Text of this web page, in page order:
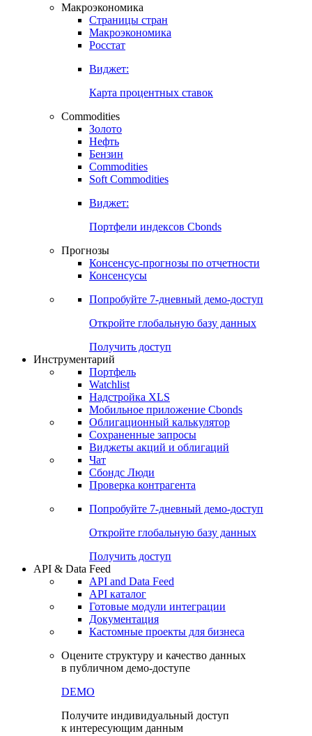
Макроэкономика
Страницы стран
Макроэкономика
Росстат
Виджет:
Карта процентных ставок
Commodities
Золото
Нефть
Бензин
Commodities
Soft Commodities
Виджет:
Портфели индексов Cbonds
Прогнозы
Консенсус-прогнозы по отчетности
Консенсусы
Попробуйте 7-дневный демо-доступ
Откройте глобальную базу данных
Получить доступ
Инструментарий
Портфель
Watchlist
Надстройка XLS
Мобильное приложение Cbonds
Облигационный калькулятор
Сохраненные запросы
Виджеты акций и облигаций
Чат
Сбондс Люди
Проверка контрагента
Попробуйте 7-дневный демо-доступ
Откройте глобальную базу данных
Получить доступ
API & Data Feed
API and Data Feed
API каталог
Готовые модули интеграции
Документация
Кастомные проекты для бизнеса
Оцените структуру и качество данных
в публичном демо-доступе
DEMO
Получите индивидуальный доступ
к интересующим данным